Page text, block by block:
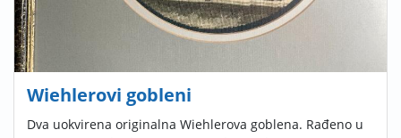
Wiehlerovi gobleni
Dva uokvirena originalna Wiehlerova goblena. Rađeno u